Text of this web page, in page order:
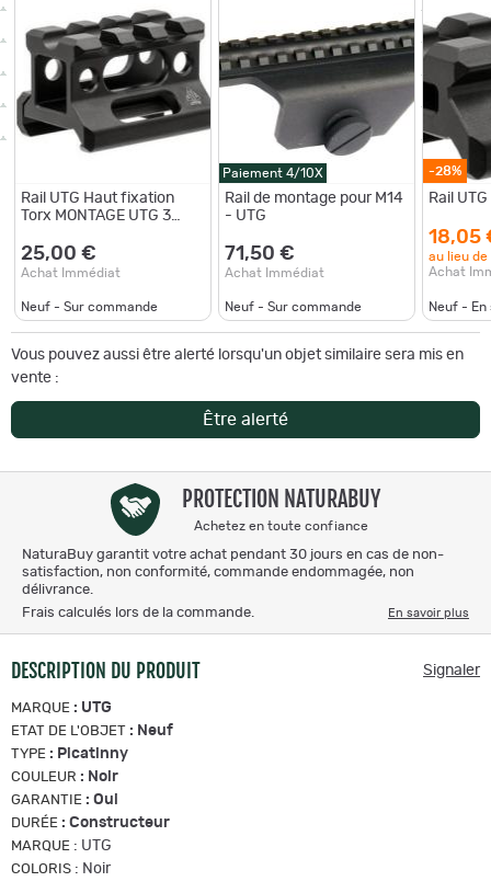
Rail UTG Haut fixation
Torx MONTAGE UTG 3
21MM
25,00 €
Achat Immédiat
Neuf - Sur commande
Paiement 4/10X
Rail de montage pour M14
- UTG
71,50 €
Achat Immédiat
Neuf - Sur commande
-28%
Rail
18,05
au lieu de
Achat
Neuf - En
Vous pouvez aussi être alerté lorsqu'un objet similaire sera mis en
vente :
Être alerté
PROTECTION NATURABUY
Achetez en toute confiance
NaturaBuy garantit votre achat pendant 30 jours en cas de non-
satisfaction, non conformité, commande endommagée, non
délivrance.
Frais calculés lors de la commande.
En savoir plus
DESCRIPTION DU PRODUIT Signaler
MARQUE : UTG
ETAT DE L'OBJET : Neuf
TYPE : Picatinny
COULEUR : Noir
GARANTIE : Oui
DURÉE : Constructeur
MARQUE : UTG
COLORIS : Noir